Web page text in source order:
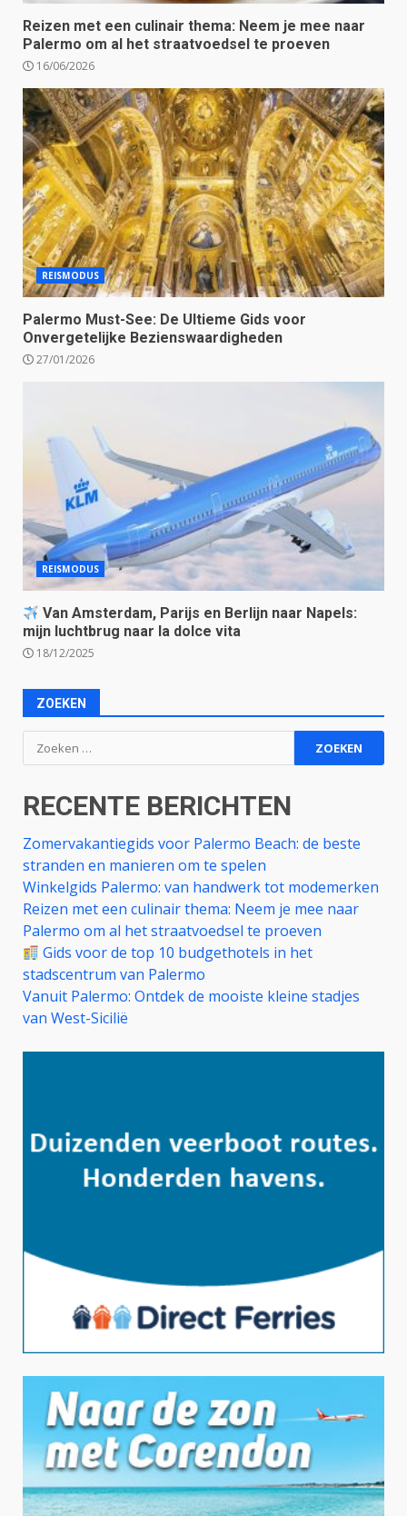
Reizen met een culinair thema: Neem je mee naar
Palermo om al het straatvoedsel te proeven
16/06/2026
REISMODUS
Palermo Must-See: De Ultieme Gids voor
Onvergetelijke Bezienswaardigheden
27/01/2026
REISMODUS
Van Amsterdam, Parijs en Berlijn naar Napels:
mijn luchtbrug naar la dolce vita
18/12/2025
ZOEKEN
Zoeken
naar:
RECENTE BERICHTEN
Zomervakantiegids voor Palermo Beach: de beste
stranden en manieren om te spelen
Winkelgids Palermo: van handwerk tot modemerken
Reizen met een culinair thema: Neem je mee naar
Palermo om al het straatvoedsel te proeven
Gids voor de top 10 budgethotels in het
stadscentrum van Palermo
Vanuit Palermo: Ontdek de mooiste kleine stadjes
van West-Sicilië